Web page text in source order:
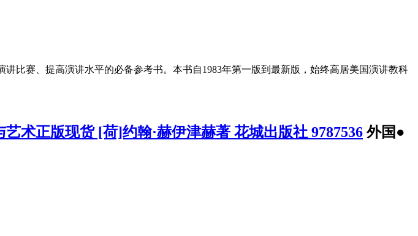
比赛、提高演讲水平的必备参考书。本书自1983年第一版到最新版，始终高居美国演讲教科
术正版现货 [荷]约翰·赫伊津赫著 花城出版社 9787536 外国●